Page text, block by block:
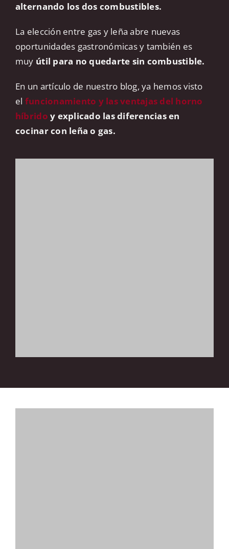
alternando los dos combustibles.
La elección entre gas y leña abre nuevas
oportunidades gastronómicas y también es
muy útil para no quedarte sin combustible.
En un artículo de nuestro blog, ya hemos visto
el funcionamiento y las ventajas del horno
híbrido y explicado las diferencias en
cocinar con leña o gas.